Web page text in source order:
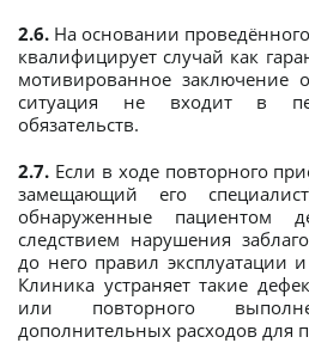
2.6. На основании
квалифицирует случай как
мотивированное заключение
ситуация не входит в
обязательств.
2.7. Если в ходе повторного
замещающий его
обнаруженные пациентом
следствием нарушения
до него правил эксплуатации
Клиника устраняет такие
или повторного
дополнительных расходов для